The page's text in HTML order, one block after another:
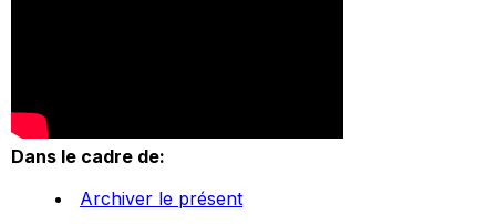
Dans le cadre de:
Archiver le présent